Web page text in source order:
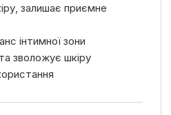
залишає приємне
інтимної зони
зволожує шкіру